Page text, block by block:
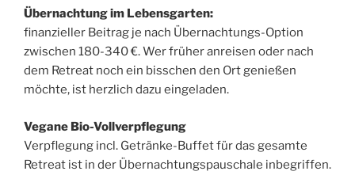
Übernachtung im Lebensgarten:
finanzieller Beitrag je nach Übernachtungs-Option
zwischen 180-340 €. Wer früher anreisen oder nach
dem Retreat noch ein bisschen den Ort genießen
möchte, ist herzlich dazu eingeladen.
Vegane Bio-Vollverpflegung
Verpflegung incl. Getränke-Buffet für das gesamte
Retreat ist in der Übernachtungspauschale inbegriffen.